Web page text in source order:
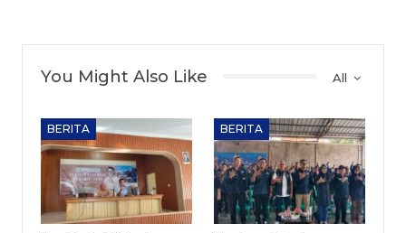
All
You Might Also Like
BERITA BERITA